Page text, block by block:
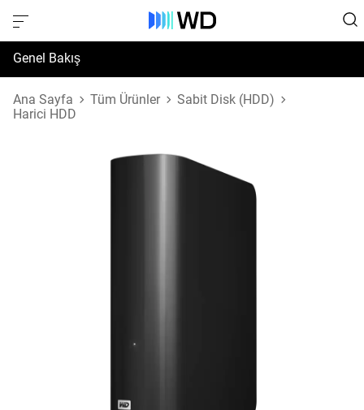
Genel Bakış
Özellikler
Ana Sayfa Tüm Ürünler
Sabit Disk (HDD)
Harici HDD